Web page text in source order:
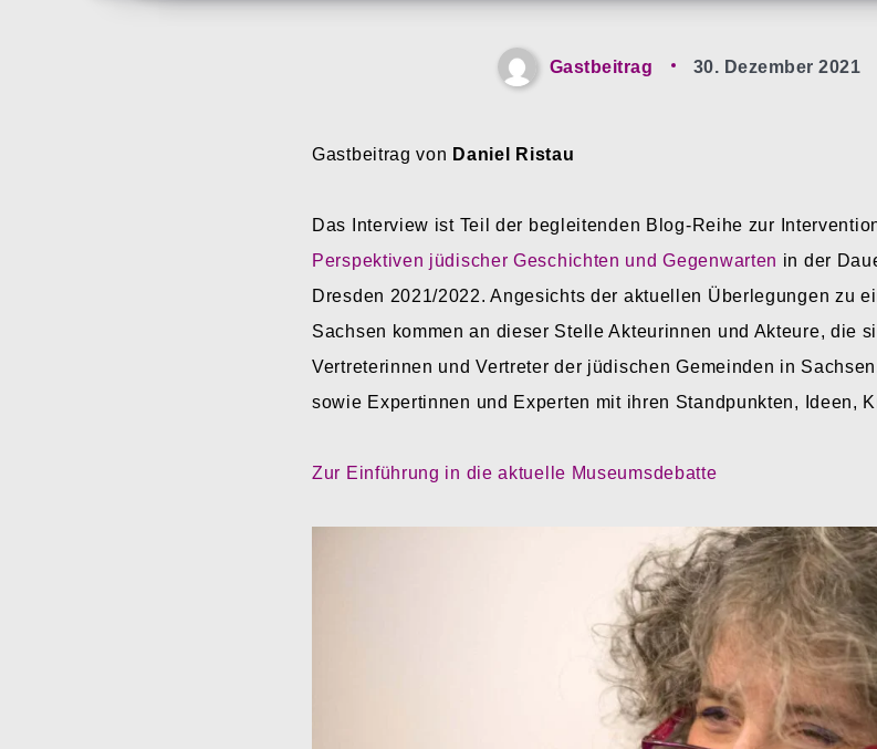
Gastbeitrag 30. Dezember 2021
Gastbeitrag von Daniel Ristau
Das Interview ist Teil der begleitenden Blog-Reihe zur
Perspektiven jüdischer Geschichten und Gegenwarten in der
Dresden 2021/2022. Angesichts der aktuellen Überlegungen zu
Sachsen kommen an dieser Stelle Akteurinnen und Akteure, die
Vertreterinnen und Vertreter der jüdischen Gemeinden in
sowie Expertinnen und Experten mit ihren Standpunkten, Ideen,
Zur Einführung in die aktuelle Museumsdebatte